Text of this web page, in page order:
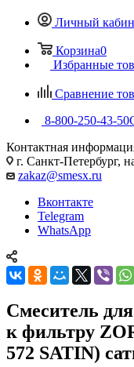
Личный
Корзина0
Избранные
Сравнение
8-800-250-43-50
Контактная
г. Санкт-Петербург,
zakaz@smesx.ru
Вконтакте
Telegram
WhatsApp
Смеситель
к фильтру
572 SATIN)